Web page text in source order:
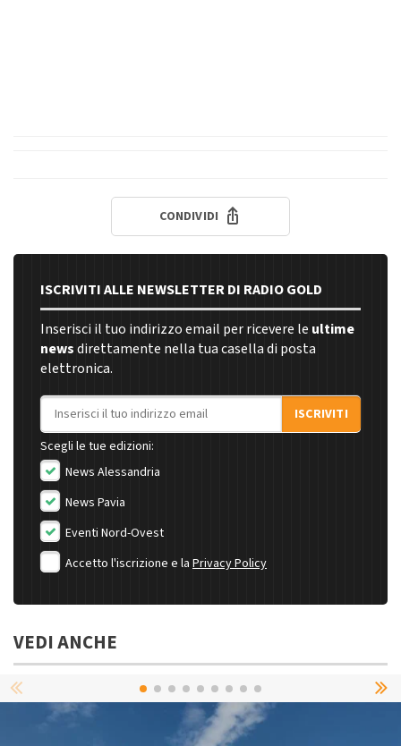
CONDIVIDI
ISCRIVITI ALLE NEWSLETTER DI RADIO GOLD
Inserisci il tuo indirizzo email per ricevere le ultime
newsdirettamente nella tua casella di posta
elettronica.
Indirizzo email
ISCRIVITI
Scegli le tue edizioni:
News Alessandria
News Pavia
Eventi Nord-Ovest
Accetto l'iscrizione e la Privacy Policy
VEDI ANCHE